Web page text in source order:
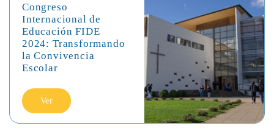
Congreso
Internacional de
Educación FIDE
2024: Transformando
la Convivencia
Escolar
Ver